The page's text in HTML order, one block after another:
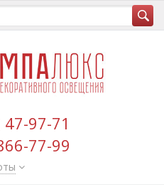
97-71
77-99